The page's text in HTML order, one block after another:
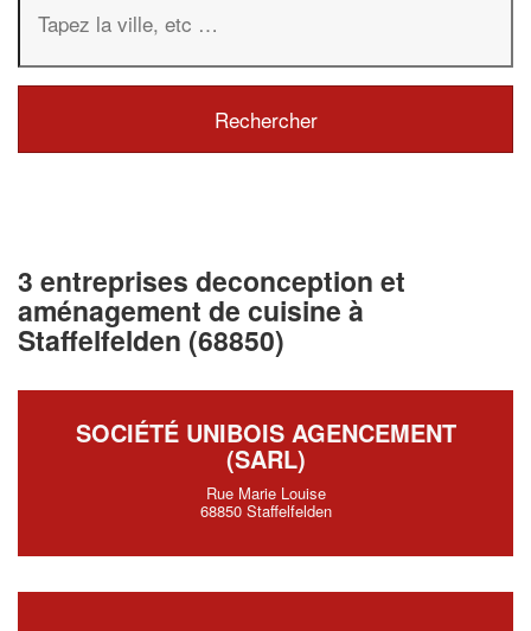
3 entreprises deconception et
aménagement de cuisine à
Staffelfelden (68850)
SOCIÉTÉ UNIBOIS AGENCEMENT
(SARL)
Rue Marie Louise
68850 Staffelfelden